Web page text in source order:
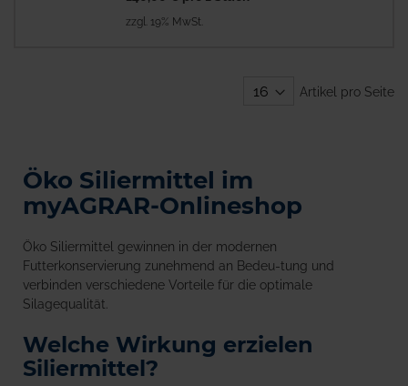
zzgl. 19% MwSt.
Artikel pro Seite
Öko Siliermittel im
myAGRAR-Onlineshop
Öko Siliermittel gewinnen in der modernen
Futterkonservierung zunehmend an Bedeu-tung und
verbinden verschiedene Vorteile für die optimale
Silagequalität.
Welche Wirkung erzielen
Siliermittel?